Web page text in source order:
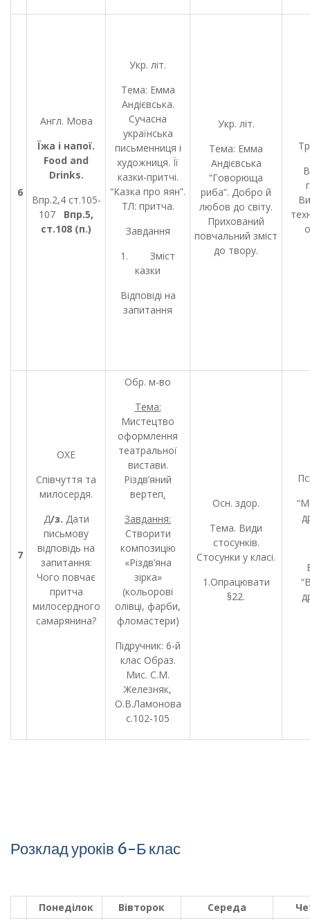
6
Англ. Мова
Їжа і напої.
Food and
Drinks.
Впр.2,4 ст.105-
107 Впр.5,
ст.108 (п.)
Укр. літ.
Тема: Емма
Андієвська.
Сучасна
українська
письменниця і
художниця. Її
казки-притчі.
“Казка про яян”.
ТЛ: притча.
Завдання
1. Зміст
казки
Відповіді на
запитання
Укр. літ.
Тема: Емма
Андієвська
“Говорюща
риба”. Добро й
любов до світу.
Прихований
повчальний зміст
до твору.
7
ОХЕ
Співчуття та
милосердя.
Д/з. Дати
письмову
відповідь на
запитання:
Чого повчає
притча
милосердного
самарянина?
Обр. м-во
Тема:
Мистецтво
оформлення
театральної
вистави.
Різдв’яний
вертеп.
Завдання:
Створити
композицію
«Різдв’яна
зірка»
(кольорові
олівці, фарби,
фломастери)
Підручник: 6-й
клас Образ.
Мис. С.М.
Железняк,
О.В.Ламонова
с.102-105
Осн. здор.
Тема. Види
стосунків.
Стосунки у класі.
1.Опрацювати
§22.
Розклад уроків 6-Б клас
Понеділок Вівторок Середа